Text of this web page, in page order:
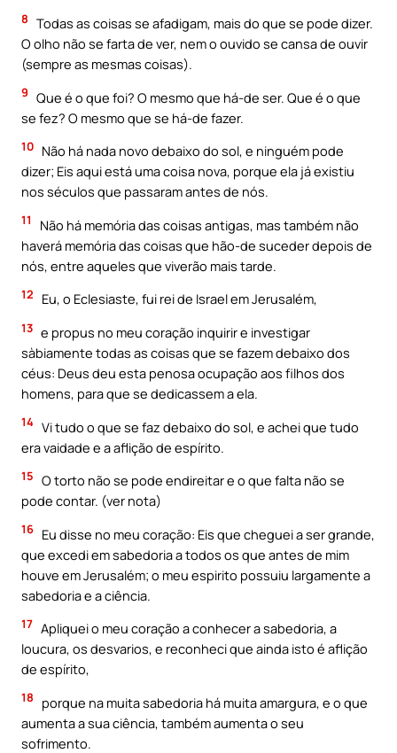
8 Todas as coisas se afadigam, mais do que se pode dizer.
O olho não se farta de ver, nem o ouvido se cansa de ouvir
(sempre as mesmas coisas).
9 Que é o que foi? O mesmo que há-de ser. Que é o que
se fez? O mesmo que se há-de fazer.
10 Não há nada novo debaixo do sol, e ninguém pode
dizer; Eis aqui está uma coisa nova, porque ela já existiu
nos séculos que passaram antes de nós.
11
Não há memória das coisas antigas, mas também não
haverá memória das coisas que hão-de suceder depois de
nós, entre aqueles que viverão mais tarde.
12 Eu, o Eclesiaste, fui rei de Israel em Jerusalém,
13 e propus no meu coração inquirir e investigar
sàbiamente todas as coisas que se fazem debaixo dos
céus: Deus deu esta penosa ocupação aos filhos dos
homens, para que se dedicassem a ela.
14 Vi tudo o que se faz debaixo do sol, e achei que tudo
era vaidade e a aflição de espírito.
15 O torto não se pode endireitar e o que falta não se
pode contar. (ver nota)
16 Eu disse no meu coração: Eis que cheguei a ser grande,
que excedi em sabedoria a todos os que antes de mim
houve em Jerusalém; o meu espirito possuiu largamente a
sabedoria e a ciência.
17 Apliquei o meu coração a conhecer a sabedoria, a
loucura, os desvarios, e reconheci que ainda isto é aflição
de espírito,
18
porque na muita sabedoria há muita amargura, e o que
aumenta a sua ciência, também aumenta o seu
sofrimento.